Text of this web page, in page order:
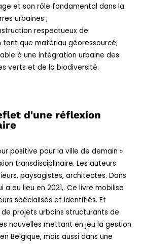
et son rôle fondamental dans la
urbaines ;
respectueux de
tant que matériau géoressourcé;
à une intégration urbaine des
verts et de la biodiversité.
d'une réflexion
positive pour la ville de demain »
transdisciplinaire. Les auteurs
paysagistes, architectes. Dans
a eu lieu en 2021,. Ce livre mobilise
spécialisés et identifiés. Et
projets urbains structurants de
nouvelles mettant en jeu la gestion
Belgique, mais aussi dans une